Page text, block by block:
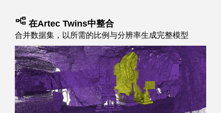
在Artec Twins中整合
合并数据集，以所需的比例与分辨率生成完整模型